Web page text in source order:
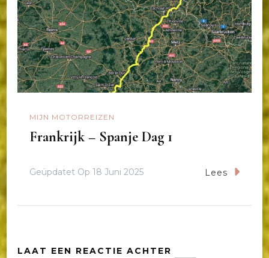
MIJN MOTORREIZEN
Frankrijk – Spanje Dag 1
Geüpdatet Op 18 Juni 2025 Lees
LAAT EEN REACTIE ACHTER